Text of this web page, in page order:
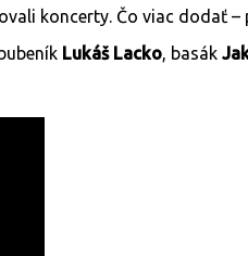
koncerty. Čo viac dodať –
Lukáš Lacko, basák